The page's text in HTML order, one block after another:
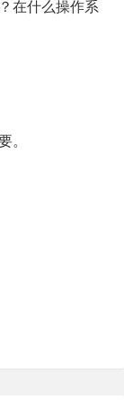
在什么操作系